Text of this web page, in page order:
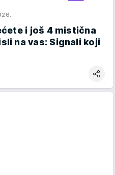
i još 4 mistična
na vas: Signali koji